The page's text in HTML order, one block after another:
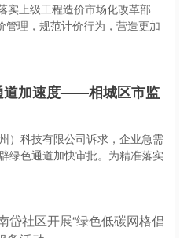
实上级工程造价市场化改革部
管理，规范计价行为，营造更加
道加速度——相城区市监
）科技有限公司诉求，企业急需
绿色通道加快审批。为精准落实